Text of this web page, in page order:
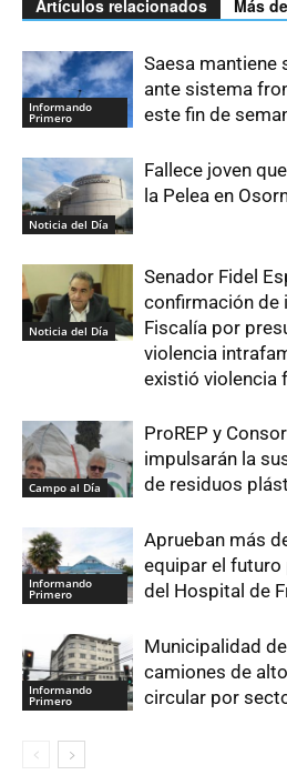
Artículos relacionados Más
Informando
Primero
Saesa mantiene
ante sistema
este fin de
Noticia del Día
Fallece joven
la Pelea en
Noticia del Día
Senador Fidel
confirmación de
Fiscalía por
violencia
existió violencia
Campo al Día
ProREP y
impulsarán la
de residuos
Informando
Primero
Aprueban más
equipar el
del Hospital de
Informando
Primero
Municipalidad
camiones de
circular por